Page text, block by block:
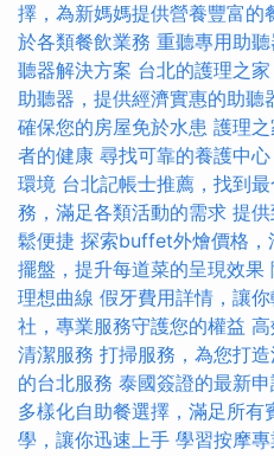
擇，為新媽媽提供營養豐富的
於各類餐飲業務 重聽專用助
聽器解決方案 台北的護理之
助聽器，提供經濟實惠的助聽
確保您的房屋免於水患 護理
者的健康 尋找可靠的養護中
環境 台北記帳士推薦，找到
務，滿足各類活動的需求 提
鬆便捷 探索buffet外燴價格，
擺盤，提升每道菜的呈現效果
理想曲線 假牙費用詳情，讓
社，專業服務守護您的權益
清潔服務 打掃服務，為您打
的台北服務 泰國簽證的最新
多樣化自助餐選擇，滿足所有
學，讓你迅速上手 學習按摩